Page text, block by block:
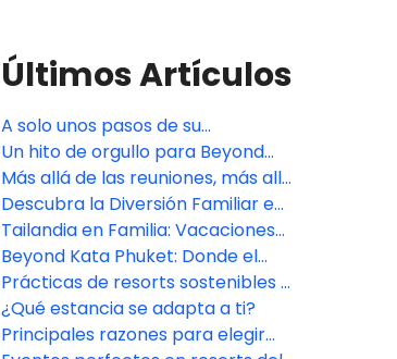
Últimos Artículos
A solo unos pasos de su
habitación al mar
Un hito de orgullo para Beyond
Skywalk Nangshi
Más allá de las reuniones, más allá
de las expectativas
Descubra la Diversión Familiar en
Pamookkoo Resort Phuket
Tailandia en Familia: Vacaciones
de Verano Inolvidables
Beyond Kata Phuket: Donde el
Mar es Parte de la Experiencia
Prácticas de resorts sostenibles y
ecológicos en el sur de Tailandia
¿Qué estancia se adapta a ti?
Principales razones para elegir